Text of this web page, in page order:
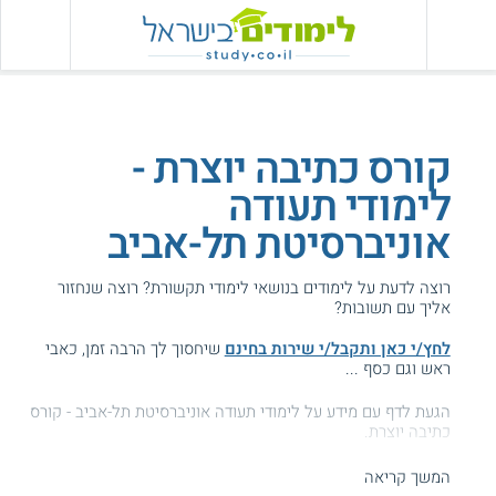
קורס כתיבה יוצרת -
לימודי תעודה
אוניברסיטת תל-אביב
רוצה לדעת על לימודים בנושאי לימודי תקשורת? רוצה שנחזור
אליך עם תשובות?
לחץ/י כאן ותקבל/י שירות בחינם שיחסוך לך הרבה זמן, כאבי
ראש וגם כסף ...
הגעת לדף עם מידע על לימודי תעודה אוניברסיטת תל-אביב - קורס
כתיבה יוצרת.
המידע באתר הועיל ל87% מהגולשים.המשך קריאה